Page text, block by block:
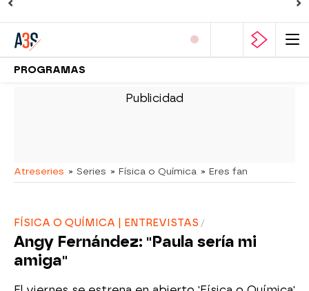
PROGRAMAS
Atreseries » Series » Física o Química » Eres fan
FÍSICA O QUÍMICA | ENTREVISTAS
Angy Fernández: "Paula sería mi
amiga"